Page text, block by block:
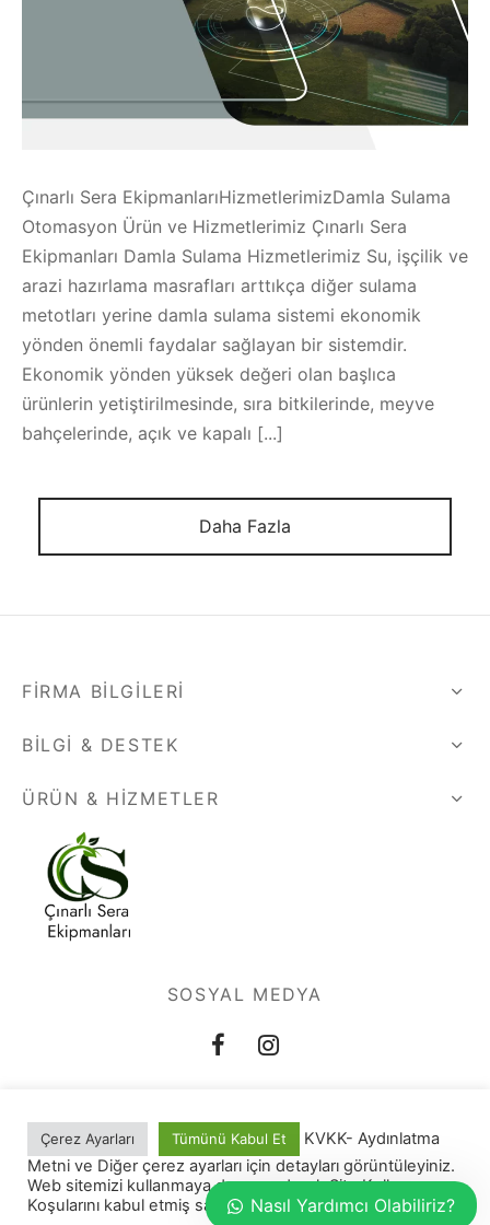
Çınarlı Sera EkipmanlarıHizmetlerimizDamla Sulama
Otomasyon Ürün ve Hizmetlerimiz Çınarlı Sera
Ekipmanları Damla Sulama Hizmetlerimiz Su, işçilik ve
arazi hazırlama masrafları arttıkça diğer sulama
metotları yerine damla sulama sistemi ekonomik
yönden önemli faydalar sağlayan bir sistemdir.
Ekonomik yönden yüksek değeri olan başlıca
ürünlerin yetiştirilmesinde, sıra bitkilerinde, meyve
bahçelerinde, açık ve kapalı [...]
Daha Fazla
FIRMA BILGILERI
BILGI & DESTEK
ÜRÜN & HIZMETLER
SOSYAL MEDYA
Site Kullanım Koşulları
Çerez Ayarları Tümünü Kabul Et
KVKK- Aydınlatma
Metni ve Diğer çerez ayarları için detayları görüntüleyiniz.
Web sitemizi kullanmaya devam ederek Site Kullanım
Koşularını kabul etmiş sayılırsınız.Nasıl Yardımcı Olabiliriz?